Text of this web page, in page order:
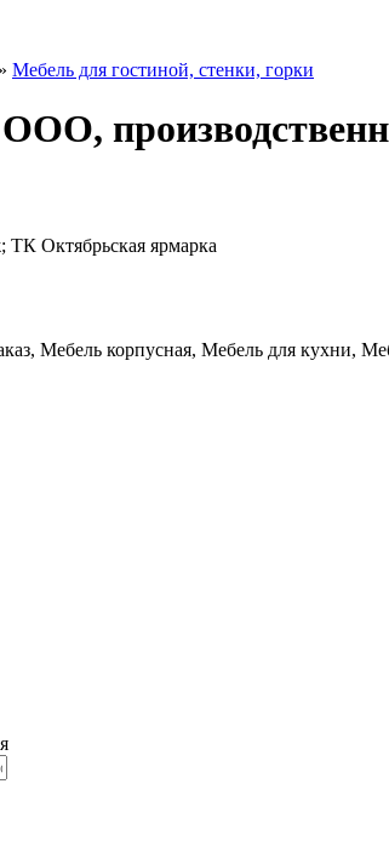
» Мебель для гостиной, стенки, горки
ООО,
ТК Октябрьская ярмарка
Мебель корпусная, Мебель для кухни,